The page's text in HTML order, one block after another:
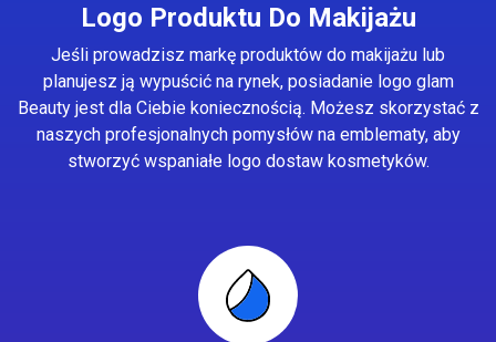
Logo Produktu Do Makijażu
Jeśli prowadzisz markę produktów do makijażu lub
planujesz ją wypuścić na rynek, posiadanie logo glam
Beauty jest dla Ciebie koniecznością. Możesz skorzystać z
naszych profesjonalnych pomysłów na emblematy, aby
stworzyć wspaniałe logo dostaw kosmetyków.